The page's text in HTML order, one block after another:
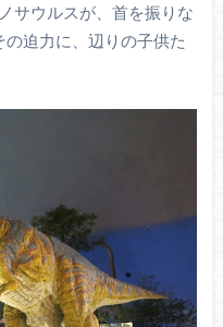
サウルスが、首を振りな
迫力に、辺りの子供た